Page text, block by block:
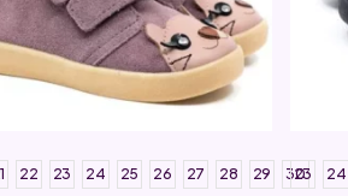
22 23 24 25 26 27 28 29 30
23 24